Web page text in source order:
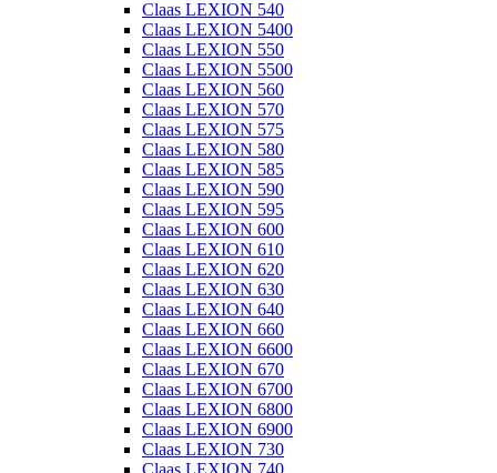
Claas LEXION 540
Claas LEXION 5400
Claas LEXION 550
Claas LEXION 5500
Claas LEXION 560
Claas LEXION 570
Claas LEXION 575
Claas LEXION 580
Claas LEXION 585
Claas LEXION 590
Claas LEXION 595
Claas LEXION 600
Claas LEXION 610
Claas LEXION 620
Claas LEXION 630
Claas LEXION 640
Claas LEXION 660
Claas LEXION 6600
Claas LEXION 670
Claas LEXION 6700
Claas LEXION 6800
Claas LEXION 6900
Claas LEXION 730
Claas LEXION 740